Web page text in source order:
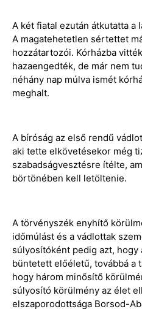
A két fiatal ezután átkutatta a
A magatehetetlen sértettet
hozzátartozói. Kórházba
hazaengedték, de már nem
néhány nap múlva ismét
meghalt.
A bíróság az első rendű
aki tette elkövetésekor még
szabadságvesztésre ítélte,
börtönében kell letöltenie.
A törvényszék enyhítő
időmúlást és a vádlottak
súlyosítóként pedig azt,
büntetett előéletű, továbbá a
hogy három minősítő
súlyosító körülmény az élet
elszaporodottsága Borsod-